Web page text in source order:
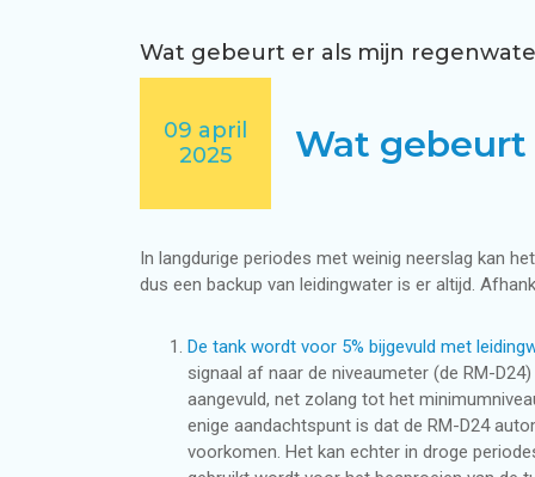
Regenwaterpompsystemen
Besturingssystemen voor regenwater
Duurzaam wateradvies
Wat gebeurt er als mijn
09 april
2025
Wat
In langdurige periodes met weinig neerslag kan
dus een backup van leidingwater is er altijd.
De tank wordt voor 5% bijgevuld met
signaal af naar de niveaumeter (de RM-
aangevuld, net zolang tot het
enige aandachtspunt is dat de RM-D24
voorkomen. Het kan echter in droge